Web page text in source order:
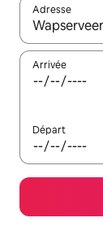
Adresse
Lorsque les
Arrivée
Départ